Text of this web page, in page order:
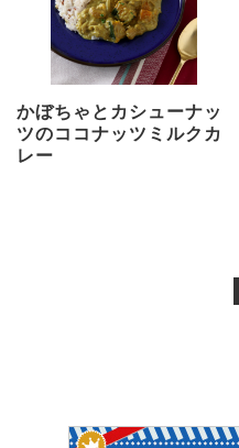
かぼちゃとカシューナッ
ツのココナッツミルクカ
レー